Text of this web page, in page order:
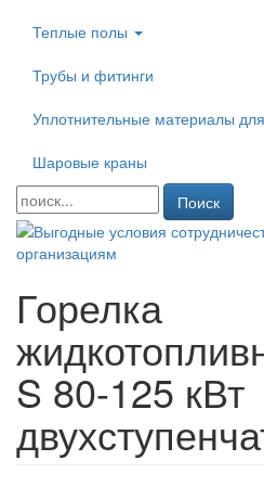
Теплые полы
Трубы и фитинги
Уплотнительные материалы
Шаровые краны
Поиск
Горелка
S 80-125 кВт